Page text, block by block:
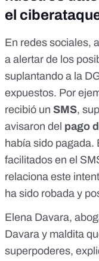
el
En redes sociales,
a alertar de los
suplantando a la
expuestos. Por
recibió un SMS,
avisaron del pago
había sido pagada.
facilitados en el
relaciona este
ha sido robada y
Elena Davara,
Davara y maldita
superpoderes,